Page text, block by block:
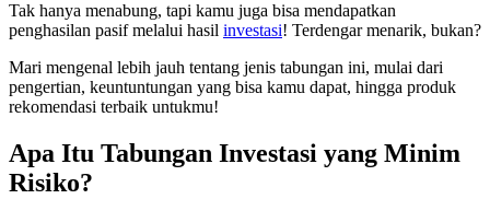
Tak hanya menabung, tapi kamu juga bisa mendapatkan
penghasilan pasif melalui hasil investasi! Terdengar menarik, bukan?
Mari mengenal lebih jauh tentang jenis tabungan ini, mulai dari
pengertian, keuntuntungan yang bisa kamu dapat, hingga produk
rekomendasi terbaik untukmu!
Apa Itu Tabungan Investasi yang Minim
Risiko?